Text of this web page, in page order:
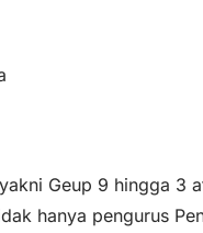
Geup 9 hingga 3
hanya pengurus